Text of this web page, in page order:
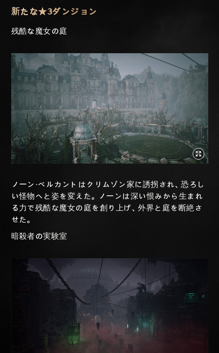
新たな★3ダンジョン
残酷な魔女の庭
ノーン・ベルカントはクリムゾン家に誘拐され、恐ろし
い怪物へと姿を変えた。ノーンは深い恨みから生まれ
る力で残酷な魔女の庭を創り上げ、外界と庭を断絶さ
せた。
暗殺者の実験室